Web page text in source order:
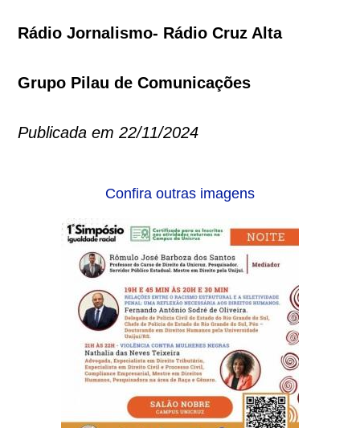
Rádio Jornalismo- Rádio Cruz Alta
Grupo Pilau de Comunicações
Publicada em 22/11/2024
Confira outras imagens